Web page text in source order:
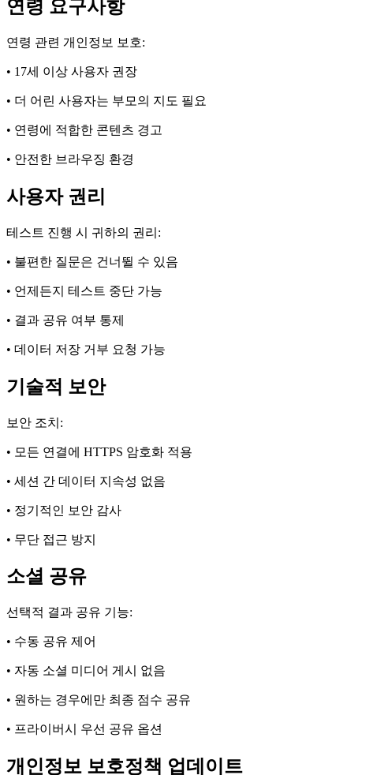
연령 요구사항
연령 관련 개인정보 보호:
• 17세 이상 사용자 권장
• 더 어린 사용자는 부모의 지도 필요
• 연령에 적합한 콘텐츠 경고
• 안전한 브라우징 환경
사용자 권리
테스트 진행 시 귀하의 권리:
• 불편한 질문은 건너뛸 수 있음
• 언제든지 테스트 중단 가능
• 결과 공유 여부 통제
• 데이터 저장 거부 요청 가능
기술적 보안
보안 조치:
• 모든 연결에 HTTPS 암호화 적용
• 세션 간 데이터 지속성 없음
• 정기적인 보안 감사
• 무단 접근 방지
소셜 공유
선택적 결과 공유 기능:
• 수동 공유 제어
• 자동 소셜 미디어 게시 없음
• 원하는 경우에만 최종 점수 공유
• 프라이버시 우선 공유 옵션
개인정보 보호정책 업데이트